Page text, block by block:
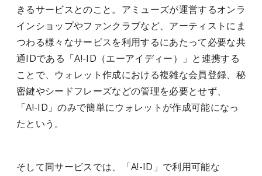
きるサービスとのこと。アミューズが運営するオンラ
インショップやファンクラブなど、アーティストにま
つわる様々なサービスを利用するにあたって必要な共
通IDである「A!-ID（エーアイディー）」と連携する
ことで、ウォレット作成における複雑な会員登録、秘
密鍵やシードフレーズなどの管理を必要とせず、
「A!-ID」のみで簡単にウォレットが作成可能になっ
たという。
そして同サービスでは、「A!-ID」で利用可能な